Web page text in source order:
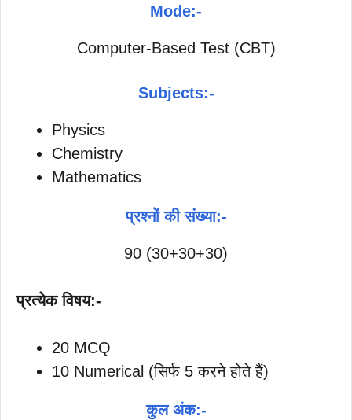
Mode:-
Computer-Based Test (CBT)
Subjects:-
Physics
Chemistry
Mathematics
प्रश्नों की संख्या:-
90 (30+30+30)
प्रत्येक विषय:-
20 MCQ
10 Numerical (सिर्फ 5 करने होते हैं)
कुल अंक:-